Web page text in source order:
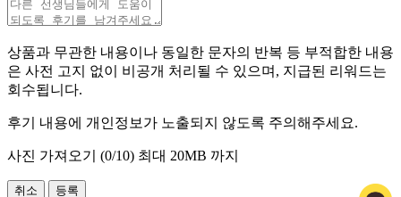
상품과 무관한 내용이나 동일한 문자의 반복 등 부적합한 내용
은 사전 고지 없이 비공개 처리될 수 있으며, 지급된 리워드는
회수됩니다.
후기 내용에 개인정보가 노출되지 않도록 주의해주세요.
사진 가져오기 (0/10) 최대 20MB 까지
취소 등록